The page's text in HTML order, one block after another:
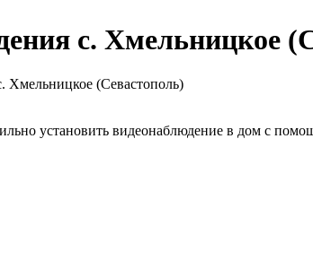
с. Хмельницкое
Хмельницкое (Севастополь)
установить видеонаблюдение в дом с